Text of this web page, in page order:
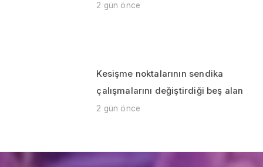
2 gün önce
Kesişme noktalarının sendika
çalışmalarını değiştirdiği beş alan
2 gün önce